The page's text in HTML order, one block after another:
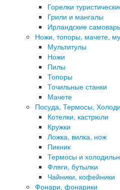
Горелки
Грили и мангалы
Ирландские
Ножи, топоры, мачете,
Мультитулы
Ножи
Пилы
Топоры
Точильные станки
Мачете
Посуда, Термосы,
Котелки, кастрюли
Кружки
Ложка, вилка, нож
Пикник
Термосы и
Фляги, бутылки
Чайники, кофейники
Фонари, фонарики